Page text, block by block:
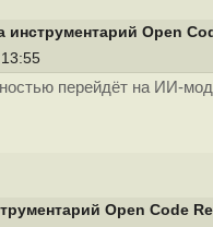
Open
перейдёт на ИИ-
Open Code